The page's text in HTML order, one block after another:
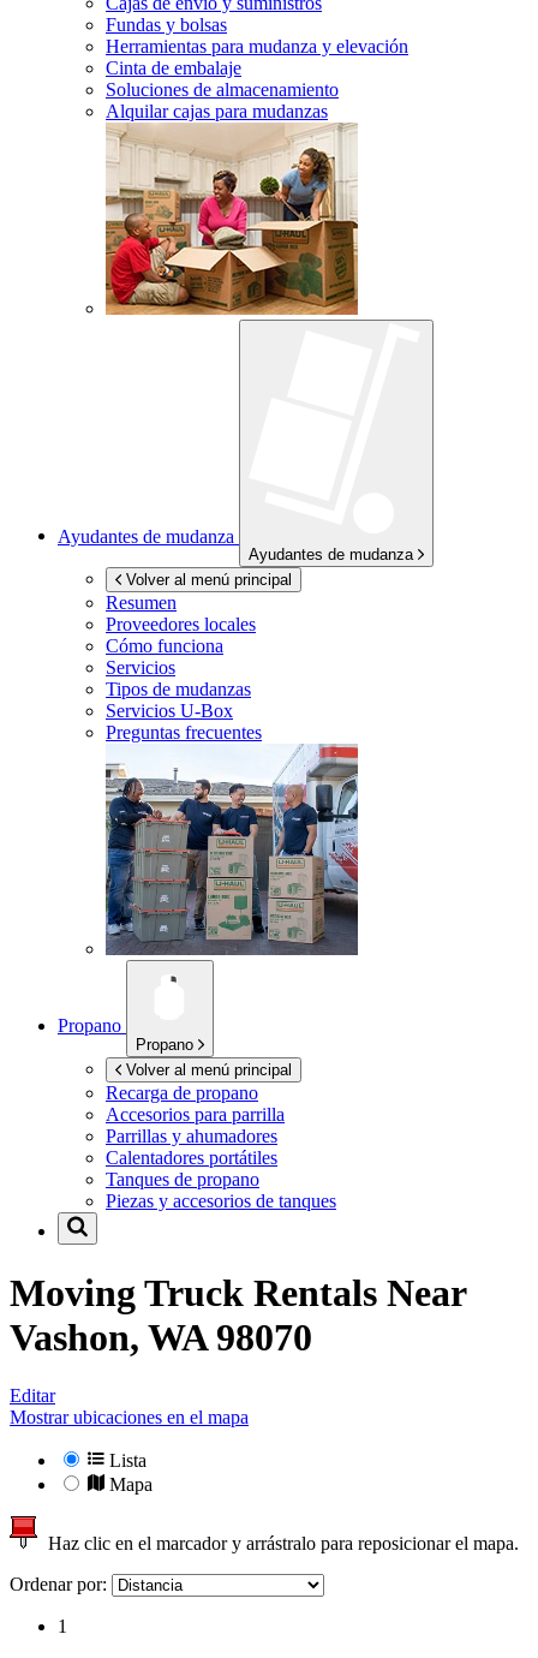
Fundas y bolsas
Herramientas para mudanza y elevación
Cinta de embalaje
Soluciones de almacenamiento
Alquilar cajas para mudanzas
Ayudantes de mudanza
Ayudantes de mudanza
Volver al menú principal
Resumen
Proveedores locales
Cómo funciona
Servicios
Tipos de mudanzas
Servicios U-Box
Preguntas frecuentes
Propano
Propano
Volver al menú principal
Recarga de propano
Accesorios para parrilla
Parrillas y ahumadores
Calentadores portátiles
Tanques de propano
Piezas y accesorios de tanques
Moving Truck Rentals Near
Vashon, WA 98070
Editar
Mostrar ubicaciones en el mapa
Lista
Mapa
Haz clic en el marcador y arrástralo para reposicionar el mapa.
Ordenar por:
1